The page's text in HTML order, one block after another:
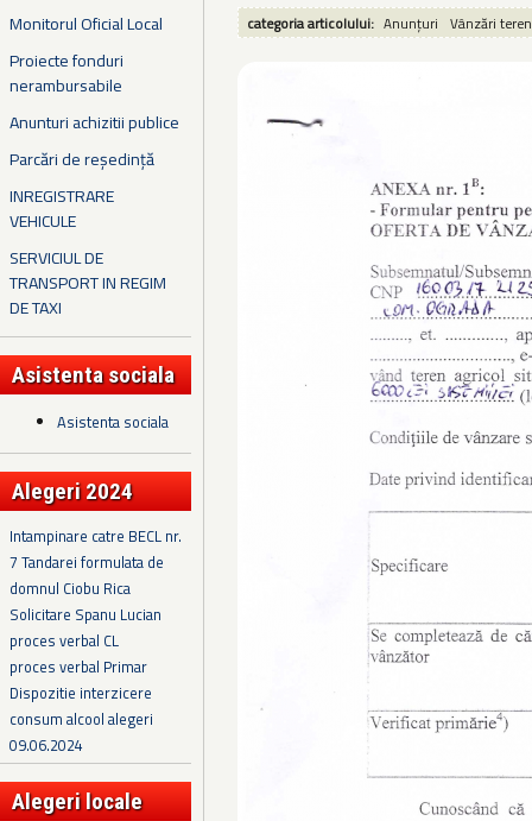
Monitorul Oficial Local
Proiecte fonduri
nerambursabile
Anunturi achizitii publice
Parcări de reședință
INREGISTRARE
VEHICULE
SERVICIUL DE
TRANSPORT IN REGIM
DE TAXI
Asistenta sociala
Asistenta sociala
Alegeri 2024
Intampinare catre BECL nr.
7 Tandarei formulata de
domnul Ciobu Rica
Solicitare Spanu Lucian
proces verbal CL
proces verbal Primar
Dispozitie interzicere
consum alcool alegeri
09.06.2024
Alegeri locale
categoria articolului: Anunțuri Vânzări